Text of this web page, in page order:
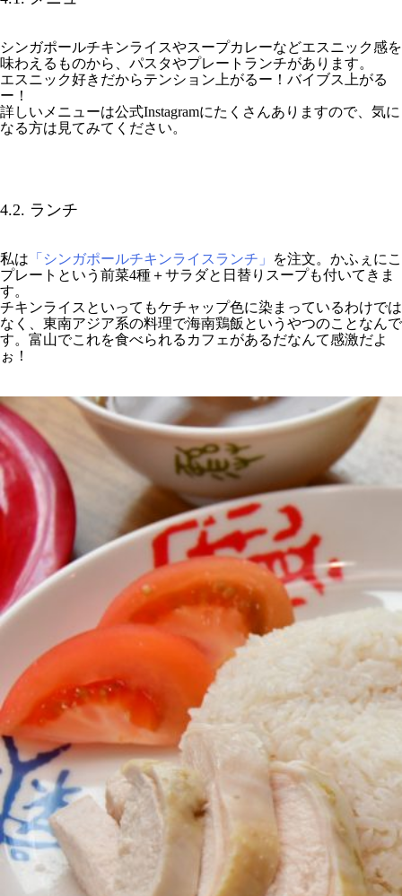
シンガポールチキンライスやスープカレーなどエスニック感を
味わえるものから、パスタやプレートランチがあります。
エスニック好きだからテンション上がるー！バイブス上がる
ー！
詳しいメニューは公式Instagramにたくさんありますので、気に
なる方は見てみてください。
4.2. ランチ
私は 「シンガポールチキンライスランチ」
を注文。かふぇにこ
プレートという前菜4種＋サラダと日替りスープも付いてきま
す。
チキンライスといってもケチャップ色に染まっているわけでは
なく、東南アジア系の料理で海南鶏飯というやつのことなんで
す。富山でこれを食べられるカフェがあるだなんて感激だよ
ぉ！